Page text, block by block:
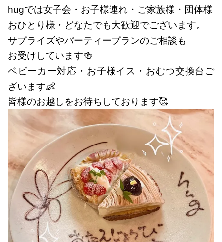
hugでは女子会・お子様連れ・ご家族様・団体様
おひとり様・どなたでも大歓迎でございます。
サプライズやパーティープランのご相談も
お受けしています🍻
ベビーカー対応・お子様イス・おむつ交換台ご
ざいます👶
皆様のお越しをお待ちしております🥰